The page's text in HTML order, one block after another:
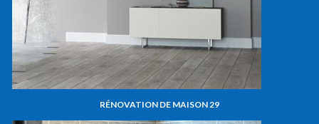
RÉNOVATION DE MAISON 29